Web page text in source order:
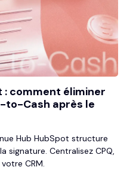
: comment éliminer
to-Cash après le
Hub HubSpot structure
Centralisez CPQ,
CRM.